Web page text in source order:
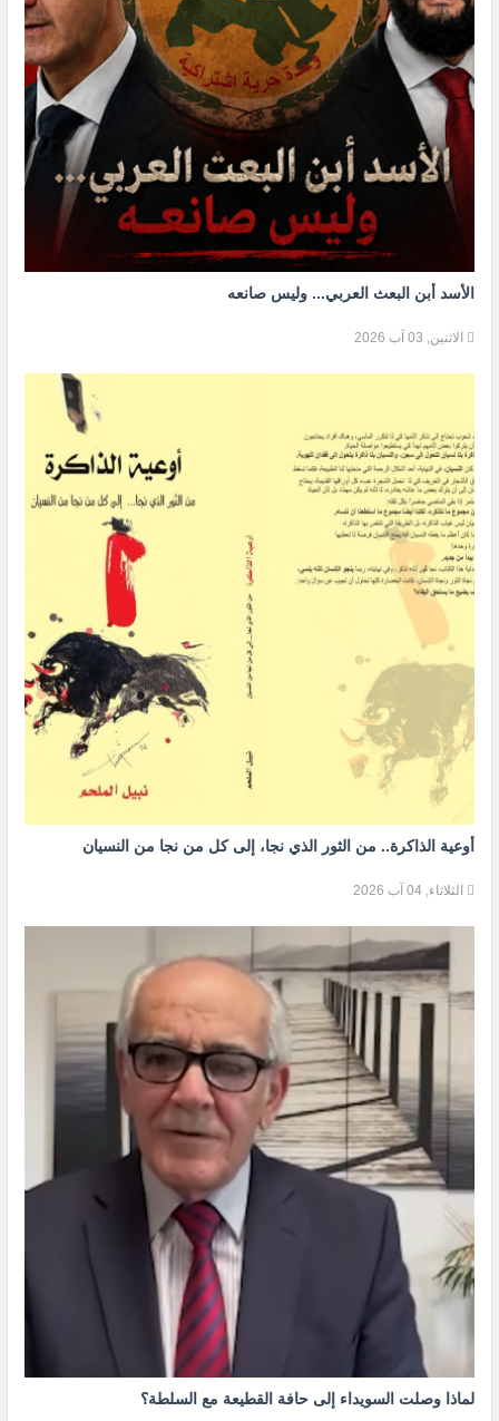
الأسد أبن البعث العربي... وليس صانعه
الاثنين, 03 آب 2026
أوعية الذاكرة.. من الثور الذي نجا، إلى كل من نجا من النسيان
الثلاثاء, 04 آب 2026
لماذا وصلت السويداء إلى حافة القطيعة مع السلطة؟